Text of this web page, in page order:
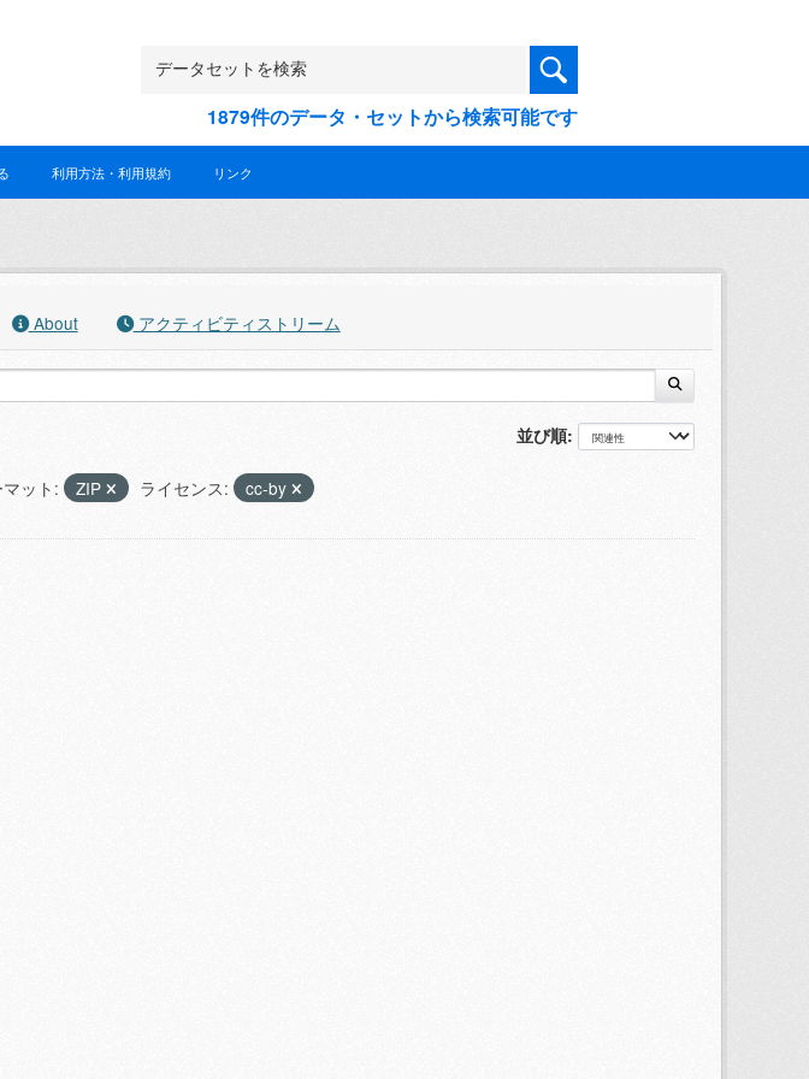
1879件のデータ・セットから検索可能です
利用方法・利用規約 リンク
About アクティビティストリーム
並び順
ット: ZIP ライセンス: cc-by